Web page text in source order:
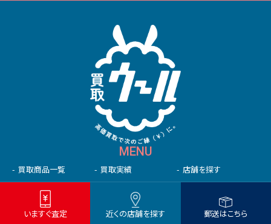
いますぐ査定 近くの店舗を探す 郵送はこちら
MENU
買取商品一覧 買取実績 店舗を探す
ニュース 高く売るコツ
初めての⽅へ 未成年の⽅へ 法人の方へ